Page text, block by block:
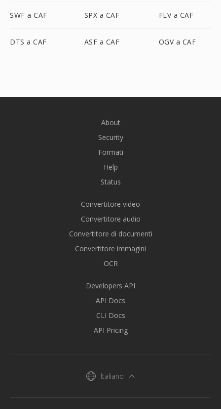
SWF a CAF SPX a CAF FLV a CAF
DTS a CAF ASF a CAF OGV a CAF
About
Security
Formati
Help
Status
Convertitore video
Convertitore audio
Convertitore di documenti
Convertitore immagini
OCR
Developers API
API Docs
CLI Docs
API Pricing
Italiano